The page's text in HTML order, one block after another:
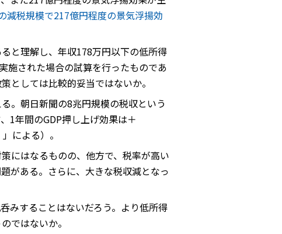
減税規模で217億円程度の景気浮揚効
と理解し、年収178万円以下の低所得
施された場合の試算を行ったものであ
としては比較的妥当ではないか。
。朝日新聞の8兆円規模の税収という
1年間のGDP押し上げ効果は＋
による）。
にはなるものの、他方で、税率が高い
がある。さらに、大きな税収減となっ
みすることはないだろう。より低所得
ではないか。